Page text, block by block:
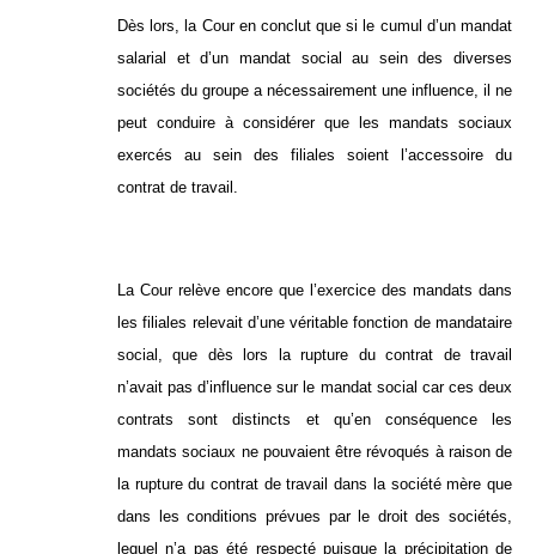
Dès lors, la Cour en conclut que si le cumul d’un mandat
salarial et d’un mandat social au sein des diverses
sociétés du groupe a nécessairement une influence, il ne
peut conduire à considérer que les mandats sociaux
exercés au sein des filiales soient l’accessoire du
contrat de travail.
La Cour relève encore que l’exercice des mandats dans
les filiales relevait d’une véritable fonction de mandataire
social, que dès lors la rupture du contrat de travail
n’avait pas d’influence sur le mandat social car ces deux
contrats sont distincts et qu’en conséquence les
mandats sociaux ne pouvaient être révoqués à raison de
la rupture du contrat de travail dans la société mère que
dans les conditions prévues par le droit des sociétés,
lequel n’a pas été respecté puisque la précipitation de